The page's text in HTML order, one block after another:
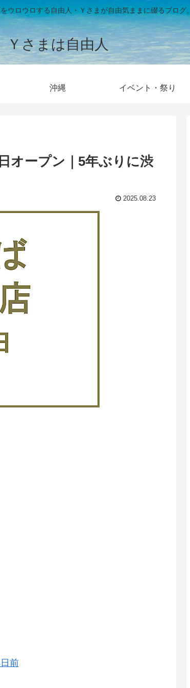
ウロウロする自由人・Ｙさまが自由気ままに綴るブログ。
Ｙさまは自由人
沖縄 イベント・祭り
オープン｜5年ぶりに渋
2025.08.23
前